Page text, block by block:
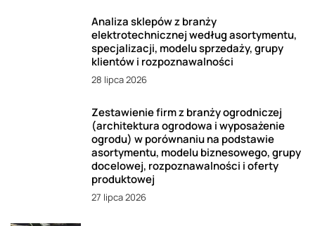
Analiza sklepów z branży
elektrotechnicznej według asortymentu,
specjalizacji, modelu sprzedaży, grupy
klientów i rozpoznawalności
28 lipca 2026
Zestawienie firm z branży ogrodniczej
(architektura ogrodowa i wyposażenie
ogrodu) w porównaniu na podstawie
asortymentu, modelu biznesowego, grupy
docelowej, rozpoznawalności i oferty
produktowej
27 lipca 2026